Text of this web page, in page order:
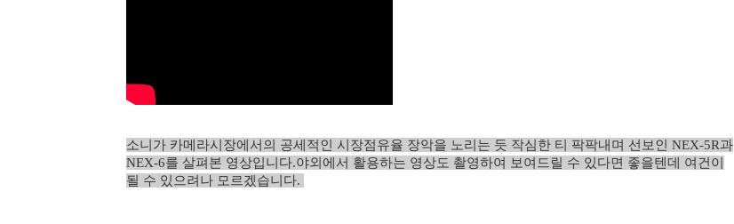
소니가 카메라시장에서의 공세적인 시장점유율 장악을 노리는 듯 작심한 티 팍팍내며 선보인 NEX-5R과
NEX-6를 살펴본 영상입니다.야외에서 활용하는 영상도 촬영하여 보여드릴 수 있다면 좋을텐데 여건이
될 수 있으려나 모르겠습니다.